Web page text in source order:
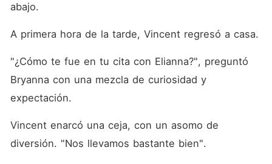
abajo.
A primera hora de la tarde, Vincent regresó a casa.
"¿Cómo te fue en tu cita con Elianna?", preguntó
Bryanna con una mezcla de curiosidad y
expectación.
Vincent enarcó una ceja, con un asomo de
diversión. "Nos llevamos bastante bien".